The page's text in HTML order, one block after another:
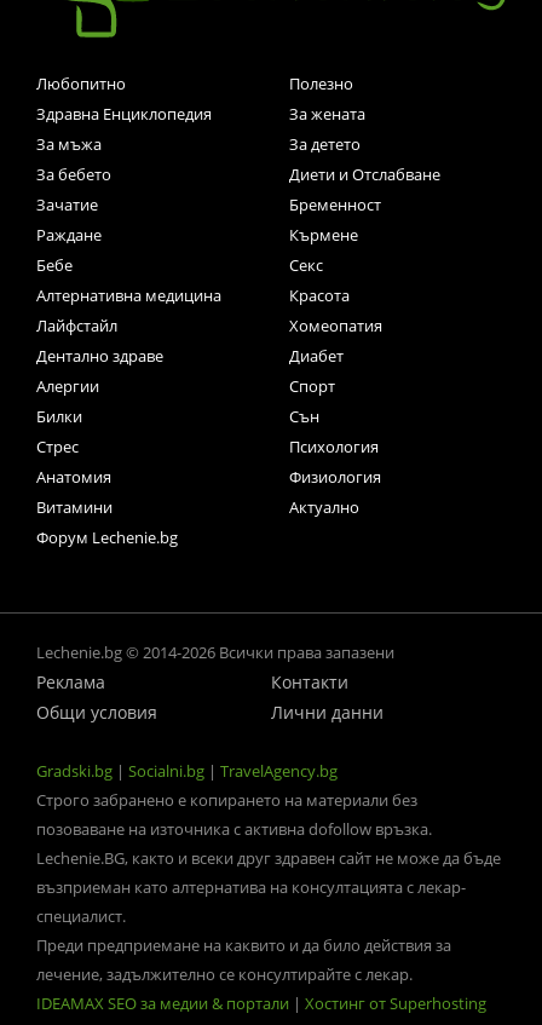
Любопитно
Полезно
Здравна Енциклопедия
За жената
За мъжа
За детето
За бебето
Диети и Отслабване
Зачатие
Бременност
Раждане
Кърмене
Бебе
Секс
Алтернативна медицина
Красота
Лайфстайл
Хомеопатия
Дентално здраве
Диабет
Алергии
Спорт
Билки
Сън
Стрес
Психология
Анатомия
Физиология
Витамини
Актуално
Форум Lechenie.bg
Lechenie.bg © 2014-2026 Всички права запазени
Реклама
Контакти
Общи условия
Лични данни
Gradski.bg | Socialni.bg | TravelAgency.bg
Строго забранено е копирането на материали без
позоваване на източника с активна dofollow връзка.
Lechenie.BG, както и всеки друг здравен сайт не може да бъде
възприеман като алтернатива на консултацията с лекар-
специалист.
Преди предприемане на каквито и да било действия за
лечение, задължително се консултирайте с лекар.
IDEAMAX SEO за медии & портали | Хостинг от Superhosting